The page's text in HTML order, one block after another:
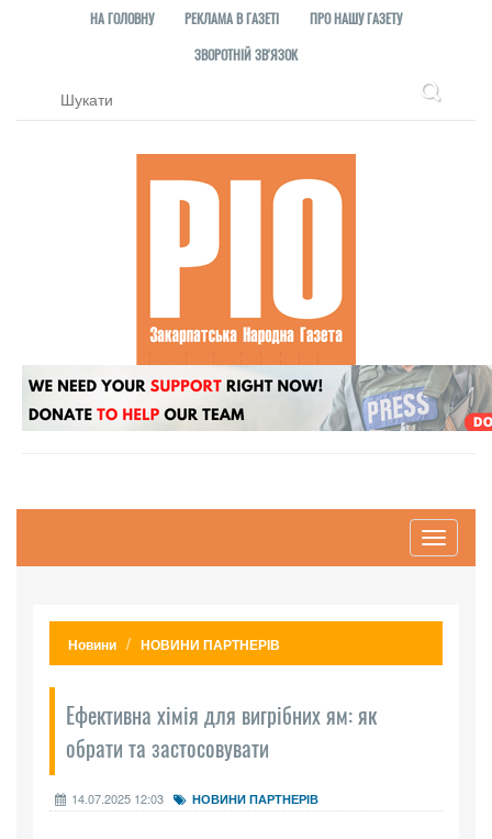
НА ГОЛОВНУ РЕКЛАМА В ГАЗЕТІ
ПРО НАШУ ГАЗЕТУ
ЗВОРОТНІЙ ЗВ'ЯЗОК
Toggle
Новини НОВИНИ ПАРТНЕРІВ
Ефективна хімія для вигрібних ям: як
обрати та застосовувати
14.07.2025 12:03 НОВИНИ ПАРТНЕРІВ